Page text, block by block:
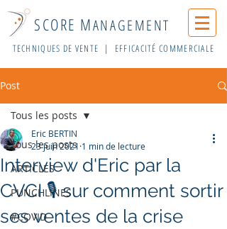
SCORE MANAGEMENT
TECHNIQUES DE VENTE | EFFICACITÉ COMMERCIALE
Post
Tous les posts
ARTICLES
PUNCHLINES
#COVID
Tous les posts
Interview d'Eric par la
CVCI 🎙 sur comment sortir
ses ventes de la crise
Eric BERTIN
23 juin 2021 1 min de lecture